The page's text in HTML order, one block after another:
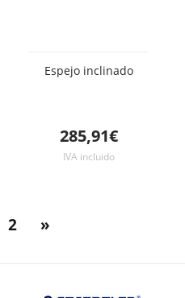
Espejo inclinado
285,91€
IVA incluido
2 »